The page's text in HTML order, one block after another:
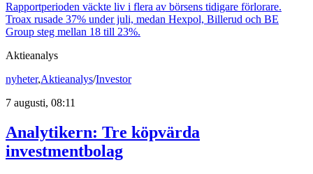
Rapportperioden väckte liv i flera av börsens tidigare förlorare.
Troax rusade 37% under juli, medan Hexpol, Billerud och BE
Group steg mellan 18 till 23%.
Aktieanalys
nyheter,Aktieanalys/Investor
7 augusti, 08:11
Analytikern: Tre köpvärda
investmentbolag